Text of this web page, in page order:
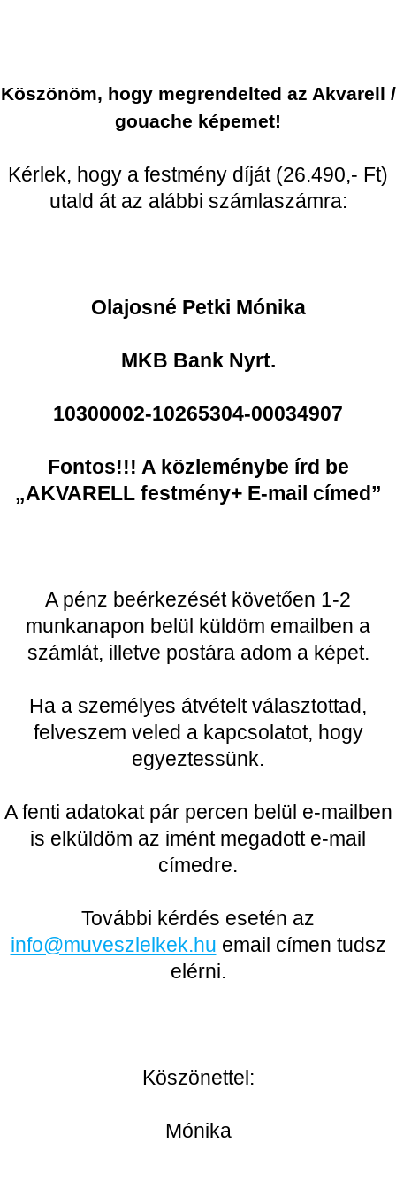
Köszönöm, hogy megrendelted az Akvarell /
gouache képemet!
Kérlek, hogy a festmény díját (26.490,- Ft)
utald át az alábbi számlaszámra:
Olajosné Petki Mónika
MKB Bank Nyrt.
10300002-10265304-00034907
Fontos!!! A közleménybe írd be
„AKVARELL festmény+ E-mail címed”
A pénz beérkezését követően 1-2
munkanapon belül küldöm emailben a
számlát, illetve postára adom a képet.
Ha a személyes átvételt választottad,
felveszem veled a kapcsolatot, hogy
egyeztessünk.
A fenti adatokat pár percen belül e-mailben
is elküldöm az imént megadott e-mail
címedre.
További kérdés esetén az
info@muveszlelkek.hu email címen tudsz
elérni.
Köszönettel:
Mónika